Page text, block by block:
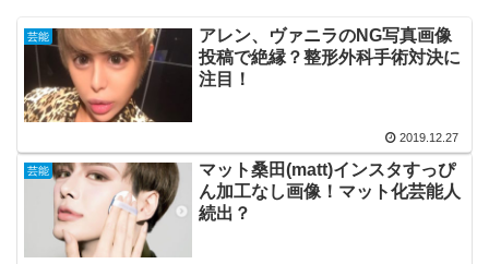
芸能
アレン、ヴァニラのNG写真画像
投稿で絶縁？整形外科手術対決に
注目！
2019.12.27
芸能
マット桑田(matt)インスタすっぴ
ん加工なし画像！マット化芸能人
続出？